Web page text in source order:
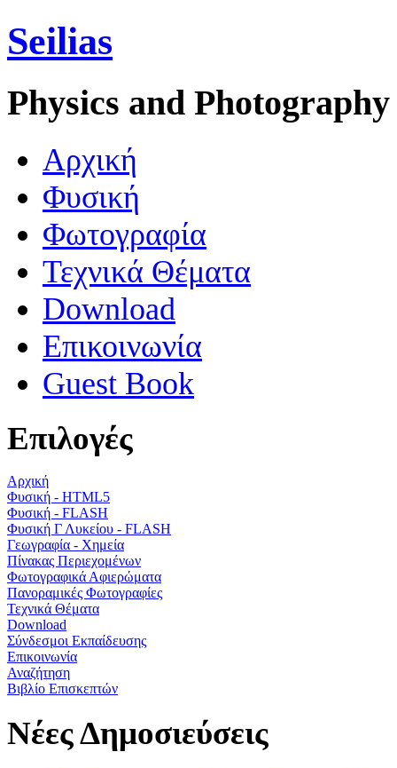
Seilias
Physics and Photography
Aρχική
Φυσική
Φωτογραφία
Τεχνικά Θέματα
Download
Επικοινωνία
Guest Book
Επιλογές
Αρχική
Φυσική - HTML5
Φυσική - FLASH
Φυσική Γ Λυκείου - FLASH
Γεωγραφία - Χημεία
Πίνακας Περιεχομένων
Φωτογραφικά Αφιερώματα
Πανοραμικές Φωτογραφίες
Τεχνικά Θέματα
Download
Σύνδεσμοι Εκπαίδευσης
Επικοινωνία
Αναζήτηση
Βιβλίο Επισκεπτών
Νέες Δημοσιεύσεις